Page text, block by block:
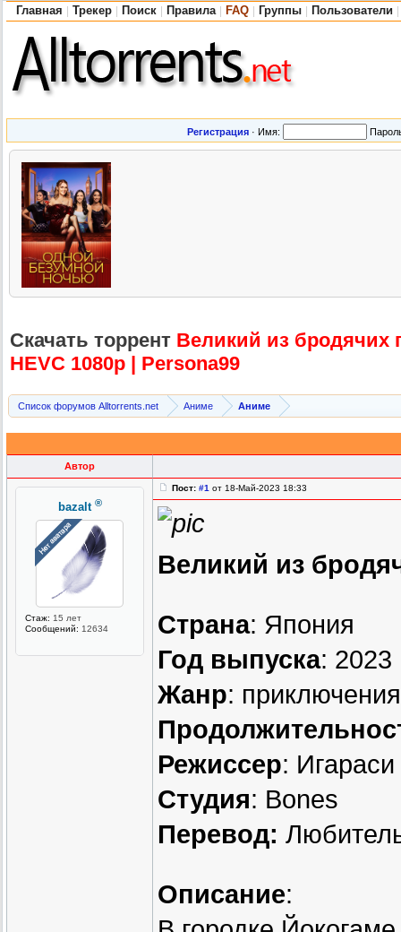
Главная Трекер Поиск Правила FAQ Группы Пользователи
Регистрация · Имя:
Скачать торрент Великий из бродячих
HEVC 1080p | Persona99
Список форумов Alltorrents.net Аниме Аниме
Автор
bazalt ®
Стаж: 15 лет
Сообщений: 12634
Пост: #1 от 18-Май-2023 18:33
Великий из
Страна: Япония
Год выпуска: 2023
Жанр: приключения
Режиссер:
Студия: Bones
Перевод:
Описание: